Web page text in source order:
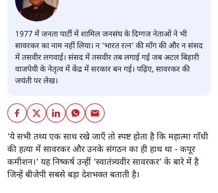
1977 में जनता पार्टी में शामिल जनसंघ के दिग्गज नेताओं ने भी
सावरकर का नाम नहीं लिया। न ‘भारत रत्न’ की माँग की और न संसद
में तसवीर लगवाई। संसद में तसवीर तब लगाई गई जब अटल बिहारी
वाजपेयी के नेतृत्व में केंद्र में सरकार बन गई। पढ़िए, सावरकर की
जयंती पर लेख।
‘ये सभी तथ्य एक साथ रखे जाएँ तो स्पष्ट होता है कि महात्मा गाँधी
की हत्या में सावरकर और उनके संगठन का ही हाथ था - कपूर
कमीशन।’ यह निष्कर्ष उन्हीं ‘स्वातंत्र्यवीर सावरकर’ के बारे में है
जिन्हें बीजेपी सबसे बड़ा देशभक्त बताती है।